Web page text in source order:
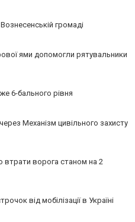
громаді
ями допомогли рятувальники
6-бального рівня
Механізм цивільного захисту
ворога станом на 2
від мобілізації в Україні